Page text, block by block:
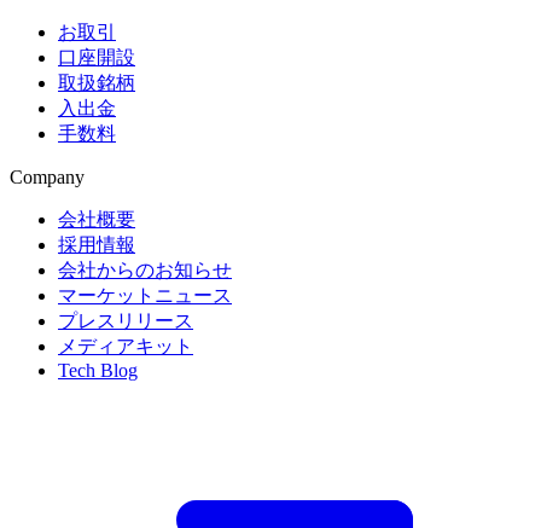
お取引
口座開設
取扱銘柄
入出金
手数料
Company
会社概要
採用情報
会社からのお知らせ
マーケットニュース
プレスリリース
メディアキット
Tech Blog